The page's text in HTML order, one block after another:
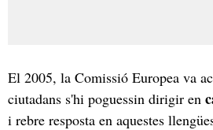
El 2005, la Comissió Europea va
ciutadans s'hi poguessin dirigir en
i rebre resposta en aquestes